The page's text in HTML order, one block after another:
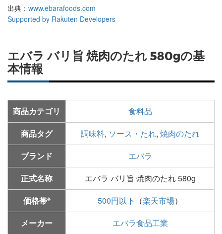
出典： www.ebarafoods.com
Supported by Rakuten Developers
エバラ バリ旨 焼肉のたれ 580gの基
本情報
商品カテゴリ
食料品
商品タグ
調味料, ソース・たれ, 焼肉のたれ
ブランド
エバラ
正式名称
エバラ バリ旨 焼肉のたれ 580g
価格帯※ 500円以下 （楽天市場）
メーカー
エバラ食品工業